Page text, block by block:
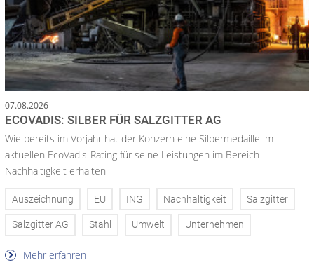
07.08.2026
ECOVADIS: SILBER FÜR SALZGITTER AG
Wie bereits im Vorjahr hat der Konzern eine Silbermedaille im
aktuellen EcoVadis-Rating für seine Leistungen im Bereich
Nachhaltigkeit erhalten
Auszeichnung EU ING Nachhaltigkeit Salzgitter
Salzgitter AG Stahl Umwelt Unternehmen
Mehr erfahren